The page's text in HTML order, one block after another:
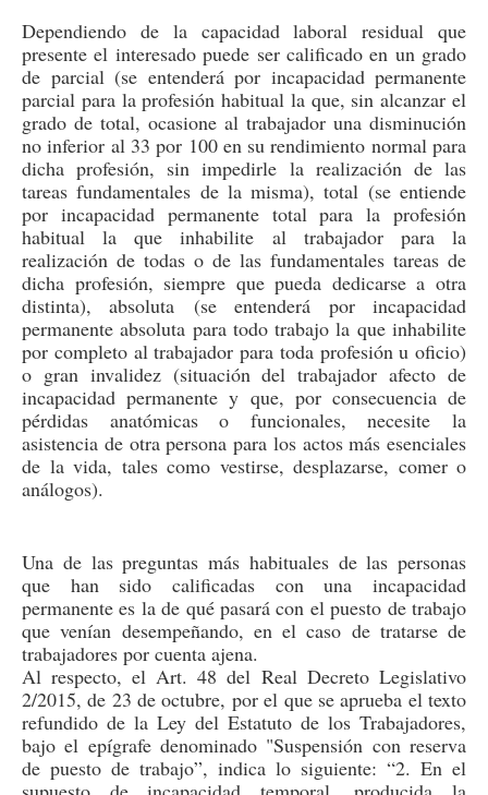
Dependiendo de la capacidad laboral residual que
presente el interesado puede ser calificado en un grado
de parcial (se entenderá por incapacidad permanente
parcial para la profesión habitual la que, sin alcanzar el
grado de total, ocasione al trabajador una disminución
no inferior al 33 por 100 en su rendimiento normal para
dicha profesión, sin impedirle la realización de las
tareas fundamentales de la misma), total (se entiende
por incapacidad permanente total para la profesión
habitual la que inhabilite al trabajador para la
realización de todas o de las fundamentales tareas de
dicha profesión, siempre que pueda dedicarse a otra
distinta), absoluta (se entenderá por incapacidad
permanente absoluta para todo trabajo la que inhabilite
por completo al trabajador para toda profesión u oficio)
o gran invalidez (situación del trabajador afecto de
incapacidad permanente y que, por consecuencia de
pérdidas anatómicas o funcionales, necesite la
asistencia de otra persona para los actos más esenciales
de la vida, tales como vestirse, desplazarse, comer o
análogos).
Una de las preguntas más habituales de las personas
que han sido calificadas con una incapacidad
permanente es la de qué pasará con el puesto de trabajo
que venían desempeñando, en el caso de tratarse de
trabajadores por cuenta ajena.
Al respecto, el Art. 48 del Real Decreto Legislativo
2/2015, de 23 de octubre, por el que se aprueba el texto
refundido de la Ley del Estatuto de los Trabajadores,
bajo el epígrafe denominado "Suspensión con reserva
de puesto de trabajo”, indica lo siguiente: “2. En el